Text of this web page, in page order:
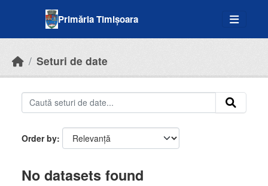
Primăria Timișoara
Seturi de date
Order by
No datasets found